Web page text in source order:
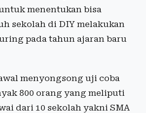
menentukan bisa
sekolah di DIY melakukan
pada tahun ajaran baru
menyongsong uji coba
800 orang yang meliputi
dari 10 sekolah yakni SMA